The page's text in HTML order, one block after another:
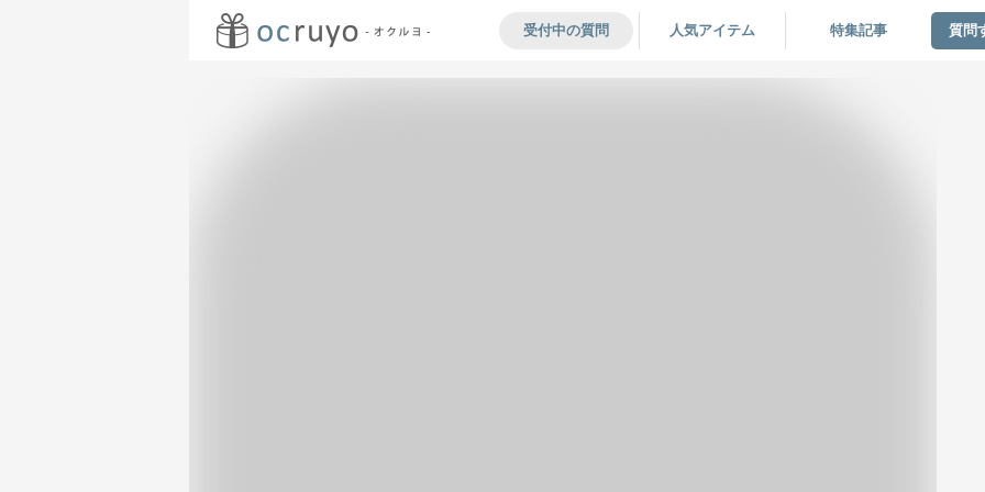
受付中の質問 人気アイテム 特集記事 質問